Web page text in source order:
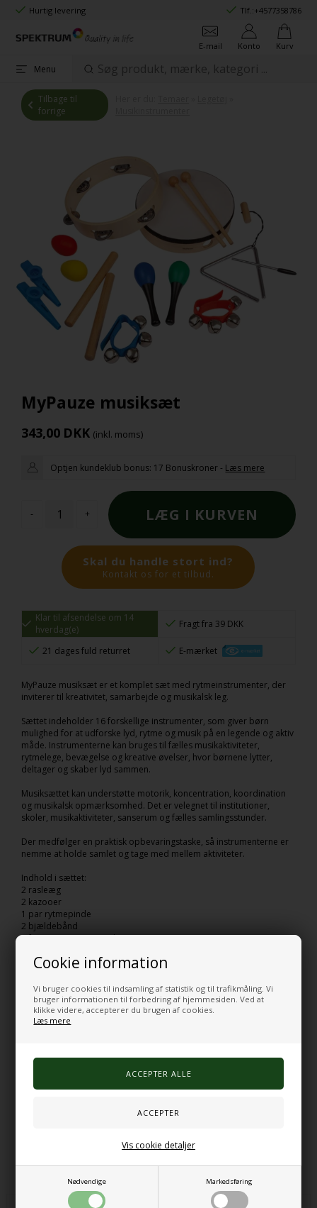
Cookie information
Vi bruger cookies til indsamling af statistik og til trafikmåling. Vi
bruger informationen til forbedring af hjemmesiden. Ved at
klikke videre, accepterer du brugen af cookies.
Læs mere
Nødvendige Markedsføring
Vis cookie detaljer
Hurtig levering Tlf.:+4577358786
E-mail Konto Kurv
Menu
Tilbage til
forrige
MyPauze musiksæt
343,00 DKK (inkl. moms)
Optjen kundeklub bonus: 17 Bonuskroner - Læs mere
- +
Skal du handle stort ind?
Kontakt os for et tilbud.
Klar til afsendelse om 14
hverdag(e)
Fragt fra 39 DKK
21 dages fuld returret E-mærket
MyPauze musiksæt er et komplet sæt med rytmeinstrumenter, der
inviterer til kreativitet, samarbejde og musikalsk leg.
Sættet indeholder 16 forskellige instrumenter, som giver børn
mulighed for at udforske lyd, rytme og musik på en legende og aktiv
måde. Instrumenterne kan bruges til fælles musikaktiviteter,
rytmelege, bevægelse og kreative øvelser, hvor børnene lytter,
deltager og skaber lyd sammen.
Musiksættet kan understøtte motorik, koncentration, koordination
og musikalsk opmærksomhed. Det er velegnet til institutioner,
skoler, musikaktiviteter, sanserum og fælles samlingsstunder.
Der medfølger en praktisk opbevaringstaske, så instrumenterne er
nemme at holde samlet og tage med mellem aktiviteter.
Indhold i sættet:
2 rasleæg
2 kazooer
1 par rytmepinde
2 bjældebånd
2 farverige maracas i plast
1 tamburin med 4 bjælder
2 trommestikker
1 opbevaringstaske
Produktdetaljer:
Understøtter samarbejde, motorik og koncentration
Leveres med opbevaringstaske
Alternative produkter